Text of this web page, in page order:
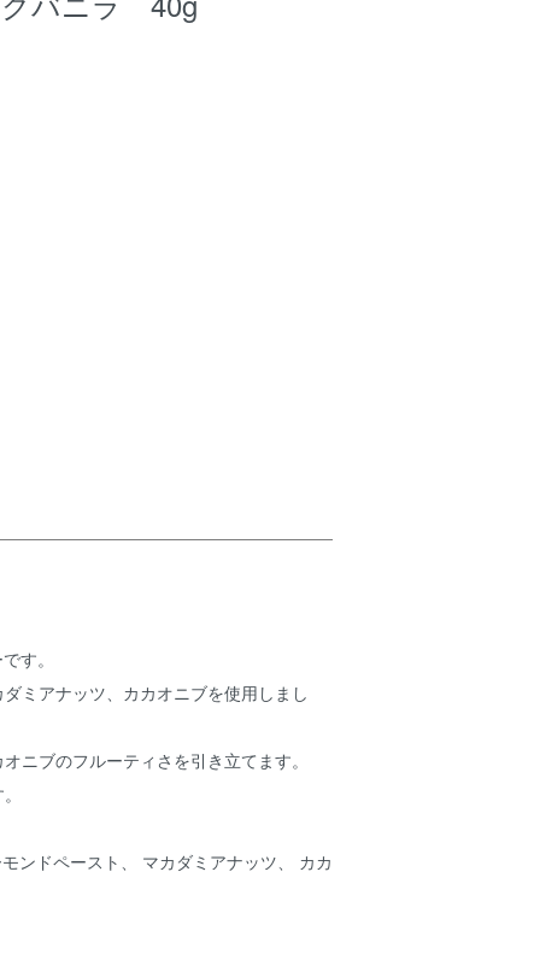
す。
ミアナッツ、カカオニブを使用しまし
ニブのフルーティさを引き立てます。
ンドペースト、 マカダミアナッツ、 カカ